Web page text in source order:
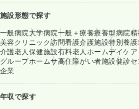
施設形態で探す
一般病院大学病院一般＋療養療養型病院精
美容クリニック訪問看護介護施設特別養護
介護老人保健施設有料老人ホームデイケ
グループホームサ高住障がい者施設健診セ
企業
年収で探す